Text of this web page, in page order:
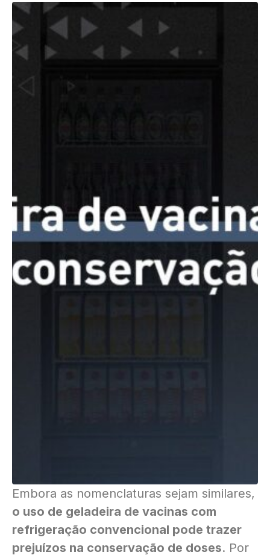
Embora as nomenclaturas sejam similares,
o uso de geladeira de vacinas com
refrigeração convencional pode trazer
prejuízos na conservação de doses. Por